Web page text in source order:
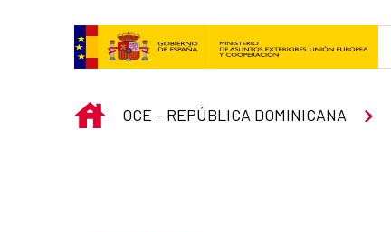
INICIO
OCE - REPÚBLICA DOMINICANA